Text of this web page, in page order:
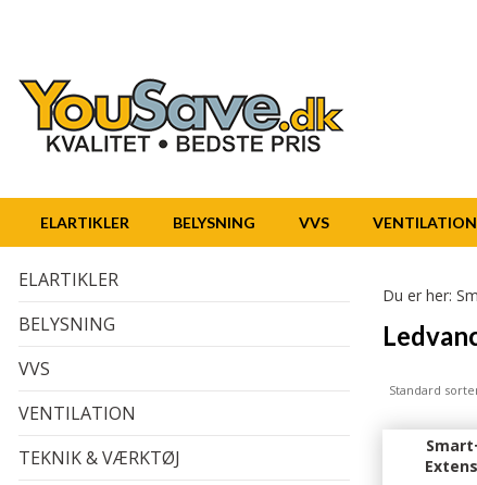
ELARTIKLER BELYSNING VVS VENTILATION
ELARTIKLER
BELYSNING
VVS
VENTILATION
TEKNIK & VÆRKTØJ
Du er her:
Standard